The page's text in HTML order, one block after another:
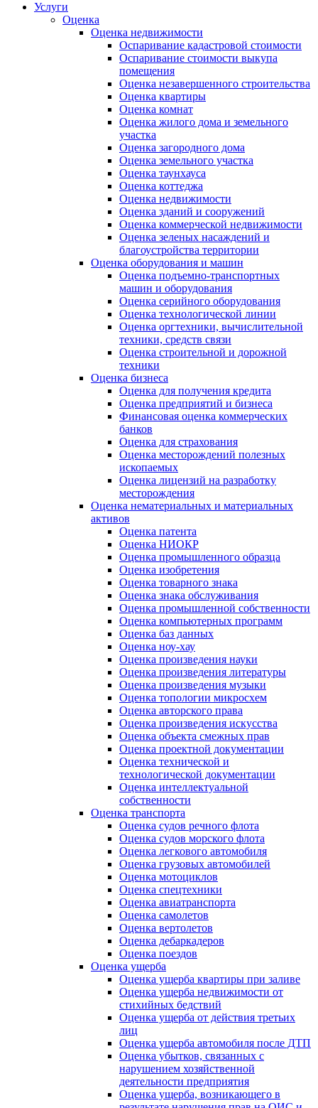
Услуги
Оценка
Оценка недвижимости
Оспаривание кадастровой стоимости
Оспаривание стоимости выкупа
помещения
Оценка незавершенного строительства
Оценка квартиры
Оценка комнат
Оценка жилого дома и земельного
участка
Оценка загородного дома
Оценка земельного участка
Оценка таунхауса
Оценка коттеджа
Оценка недвижимости
Оценка зданий и сооружений
Оценка коммерческой недвижимости
Оценка зеленых насаждений и
благоустройства территории
Оценка оборудования и машин
Оценка подъемно-транспортных
машин и оборудования
Оценка серийного оборудования
Оценка технологической линии
Оценка оргтехники, вычислительной
техники, средств связи
Оценка строительной и дорожной
техники
Оценка бизнеса
Оценка для получения кредита
Оценка предприятий и бизнеса
Финансовая оценка коммерческих
банков
Оценка для страхования
Оценка месторождений полезных
ископаемых
Оценка лицензий на разработку
месторождения
Оценка нематериальных и материальных
активов
Оценка патента
Оценка НИОКР
Оценка промышленного образца
Оценка изобретения
Оценка товарного знака
Оценка знака обслуживания
Оценка промышленной собственности
Оценка компьютерных программ
Оценка баз данных
Оценка ноу-хау
Оценка произведения науки
Оценка произведения литературы
Оценка произведения музыки
Оценка топологии микросхем
Оценка авторского права
Оценка произведения искусства
Оценка объекта смежных прав
Оценка проектной документации
Оценка технической и
технологической документации
Оценка интеллектуальной
собственности
Оценка транспорта
Оценка судов речного флота
Оценка судов морского флота
Оценка легкового автомобиля
Оценка грузовых автомобилей
Оценка мотоциклов
Оценка спецтехники
Оценка авиатранспорта
Оценка самолетов
Оценка вертолетов
Оценка дебаркадеров
Оценка поездов
Оценка ущерба
Оценка ущерба квартиры при заливе
Оценка ущерба недвижимости от
стихийных бедствий
Оценка ущерба от действия третьих
лиц
Оценка ущерба автомобиля после ДТП
Оценка убытков, связанных с
нарушением хозяйственной
деятельности предприятия
Оценка ущерба, возникающего в